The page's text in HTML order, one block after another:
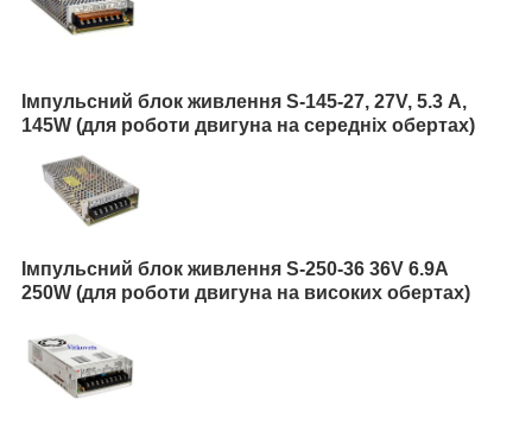
Імпульсний блок живлення S-145-27, 27V, 5.3 А,
145W (для роботи двигуна на середніх обертах)
Імпульсний блок живлення S-250-36 36V 6.9А
250W (для роботи двигуна на високих обертах)